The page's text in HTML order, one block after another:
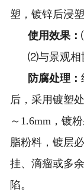
塑，镀锌后浸塑
使用效果：
⑵与景观相协
防腐处理：
后，采用镀塑
～1.6mm，镀
脂粉料，镀层
挂、滴瘤或多
陷。